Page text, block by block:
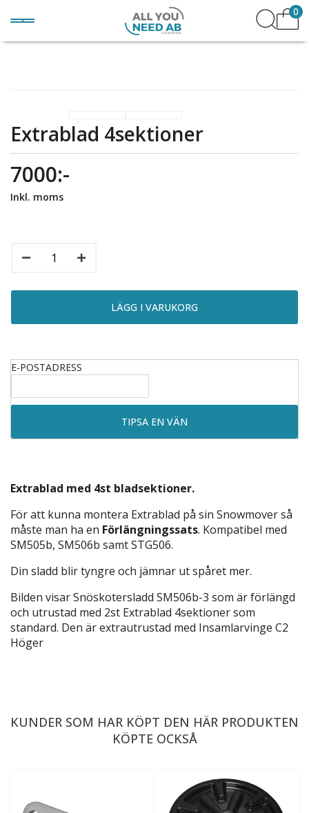
0
Extrablad 4sektioner
7000:-
Inkl. moms
E-POSTADRESS
Extrablad med 4st bladsektioner.
För att kunna montera Extrablad på sin Snowmover så
måste man ha en Förlängningssats. Kompatibel med
SM505b, SM506b samt STG506.
Din sladd blir tyngre och jämnar ut spåret mer.
Bilden visar Snöskotersladd SM506b-3 som är förlängd
och utrustad med 2st Extrablad 4sektioner som
standard. Den är extrautrustad med Insamlarvinge C2
Höger
KUNDER SOM HAR KÖPT DEN HÄR PRODUKTEN
KÖPTE OCKSÅ